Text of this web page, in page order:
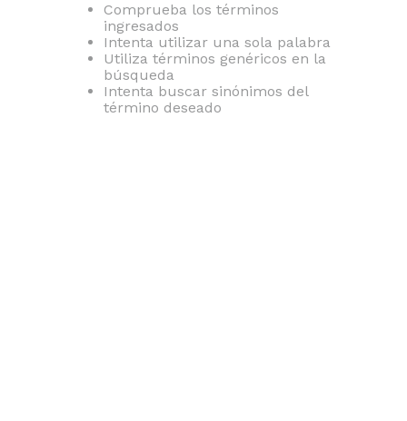
Comprueba los términos
ingresados
Intenta utilizar una sola palabra
Utiliza términos genéricos en la
búsqueda
Intenta buscar sinónimos del
término deseado